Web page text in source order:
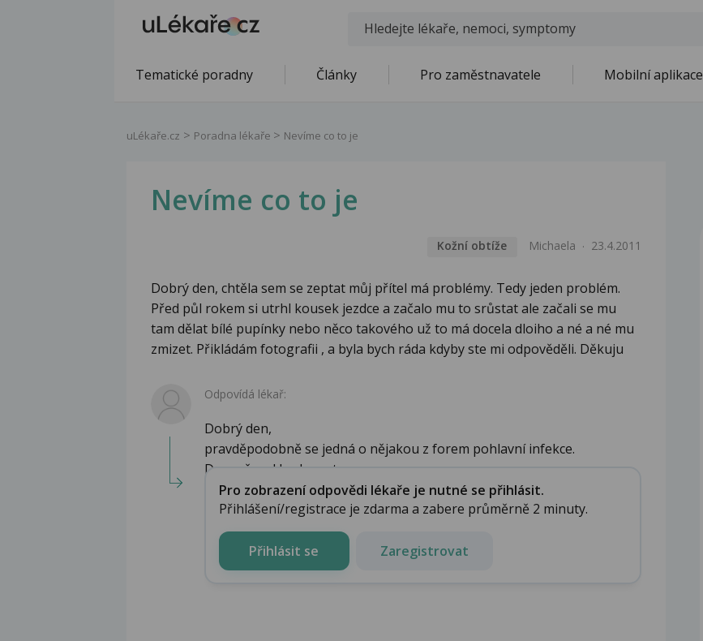
Tematické poradny Články Pro zaměstnavatele Mobilní aplikace
uLékaře.cz Poradna lékaře Nevíme co to je
Nevíme co to je
Kožní obtíže Michaela 23.4.2011
Dobrý den, chtěla sem se zeptat můj přítel má problémy. Tedy jeden problém.
Před půl rokem si utrhl kousek jezdce a začalo mu to srůstat ale začali se mu
tam dělat bílé pupínky nebo něco takového už to má docela dloiho a né a né mu
zmizet. Přikládám fotografii , a byla bych ráda kdyby ste mi odpověděli. Děkuju
Odpovídá lékař:
Dobrý den,
pravděpodobně se jedná o nějakou z forem pohlavní infekce.
Doporčoval bych proto ...
Pro zobrazení odpovědi lékaře je nutné se přihlásit.
Přihlášení/registrace je zdarma a zabere průměrně 2 minuty.
Přihlásit se Zaregistrovat